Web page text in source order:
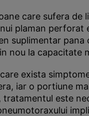
care sufera de
plaman perforat
suplimentar pana
nou la capacitate
exista
iar o portiune
este